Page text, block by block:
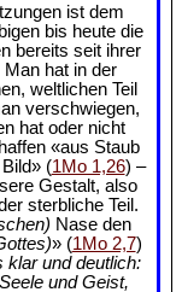
ist dem
bis heute die
bereits seit ihrer
hat in der
weltlichen Teil
verschwiegen,
hat oder nicht
«aus Staub
(1Mo 1,26) –
Gestalt, also
sterbliche Teil.
Nase den
» (1Mo 2,7)
klar und deutlich:
und Geist,